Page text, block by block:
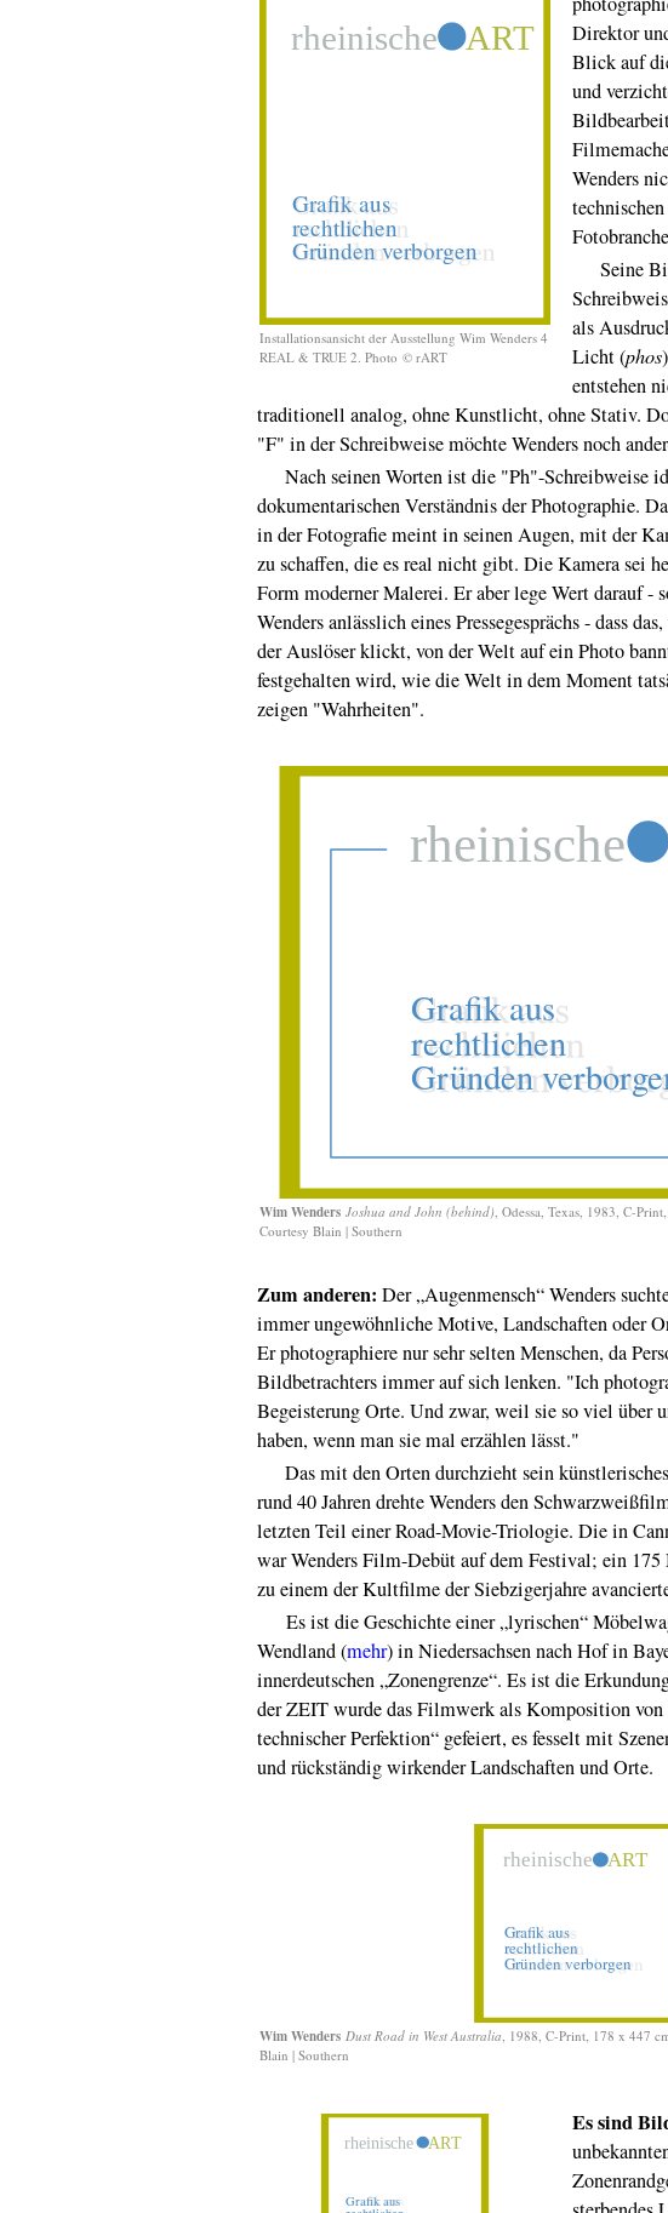
Installationsansicht der Ausstellung Wim Wenders 4
REAL & TRUE 2. Photo © rART
Direktor
Blick auf
und
Wenders
Seine
als
Licht (phos
entstehen
traditionell analog, ohne Kunstlicht, ohne Stativ.
"F" in der Schreibweise möchte Wenders noch
Nach seinen Worten ist die "Ph"-Schreibweise
dokumentarischen Verständnis der Photographie.
in der Fotografie meint in seinen Augen, mit der
zu schaffen, die es real nicht gibt. Die Kamera sei
Form moderner Malerei. Er aber lege Wert darauf -
Wenders anlässlich eines Pressegesprächs - dass
der Auslöser klickt, von der Welt auf ein Photo
festgehalten wird, wie die Welt in dem Moment
zeigen "Wahrheiten".
Wim Wenders Joshua and John (behind) , Odessa, Texas, 1983, C-
Courtesy Blain | Southern
Zum anderen: Der „Augenmensch“ Wenders
immer ungewöhnliche Motive, Landschaften oder
Er photographiere nur sehr selten Menschen, da
Bildbetrachters immer auf sich lenken. "Ich
Begeisterung Orte. Und zwar, weil sie so viel über
haben, wenn man sie mal erzählen lässt."
Das mit den Orten durchzieht sein
rund 40 Jahren drehte Wenders den
letzten Teil einer Road-Movie-Triologie. Die in
war Wenders Film-Debüt auf dem Festival; ein
zu einem der Kultfilme der Siebzigerjahre
Es ist die Geschichte einer „lyrischen“
Wendland (mehr) in Niedersachsen nach Hof in
innerdeutschen „Zonengrenze“. Es ist die
der ZEIT wurde das Filmwerk als Komposition von
technischer Perfektion“ gefeiert, es fesselt mit
und rückständig wirkender Landschaften und Orte.
Wim Wenders Dust Road in West Australia , 1988, C-Print, 178 x 447
Blain | Southern
Es sind